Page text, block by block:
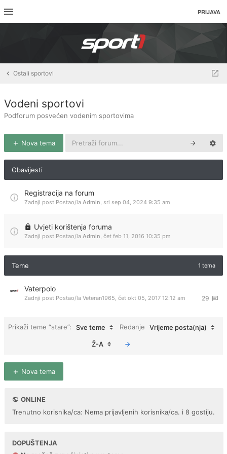
PRIJAVA
Ostali sportovi
Vodeni sportovi
Podforum posvećen vodenim sportovima
Nova tema
Obavijesti
Registracija na forum
Zadnji post Postao/la Admin, sri sep 04, 2024 9:35 am
Uvjeti korištenja foruma
Zadnji post Postao/la Admin, čet feb 11, 2016 10:35 pm
Teme 1 tema
Vaterpolo
29
Zadnji post Postao/la Veteran1965, čet okt 05, 2017 12:12 am
Prikaži teme “stare”: Sve teme Redanje Vrijeme posta(nja)
Ž-A
Nova tema
ONLINE
Trenutno korisnika/ca: Nema prijavljenih korisnika/ca. i 8 gostiju.
DOPUŠTENJA